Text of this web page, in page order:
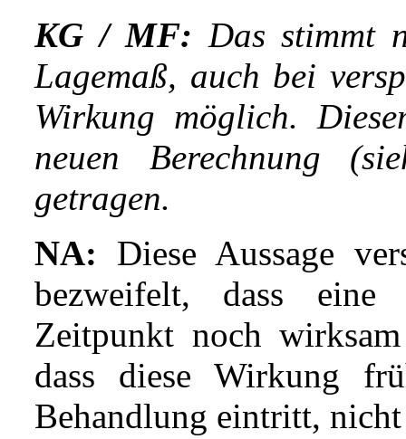
KG / MF: Das stimmt
Lagemaß, auch bei
Wirkung möglich.
neuen Berechnung
getragen.
NA: Diese Aussage
bezweifelt, dass eine
Zeitpunkt noch
dass diese Wirkung
Behandlung eintritt,